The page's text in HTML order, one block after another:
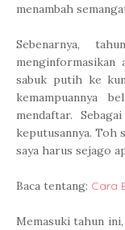
menambah
Sebenarnya,
menginformasikan
sabuk putih ke
kemampuannya
mendaftar.
keputusannya. Toh
saya harus sejago
Baca tentang: Cara
Memasuki tahun